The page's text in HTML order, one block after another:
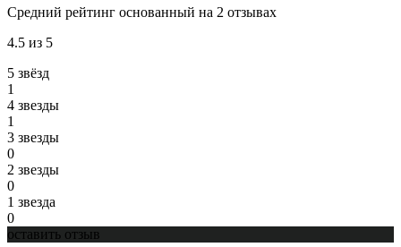
Средний рейтинг основанный на 2 отзывах
4.5 из 5
5 звёзд
1
4 звeзды
1
3 звeзды
0
2 звeзды
0
1 звeзда
0
оставить отзыв